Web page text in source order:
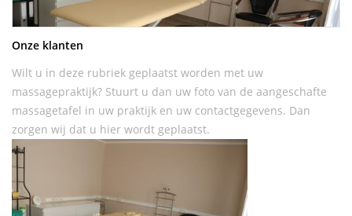
Onze klanten
Wilt u in deze rubriek geplaatst worden met uw
massagepraktijk? Stuurt u dan uw foto van de aangeschafte
massagetafel in uw praktijk en uw contactgegevens. Dan
zorgen wij dat u hier wordt geplaatst.